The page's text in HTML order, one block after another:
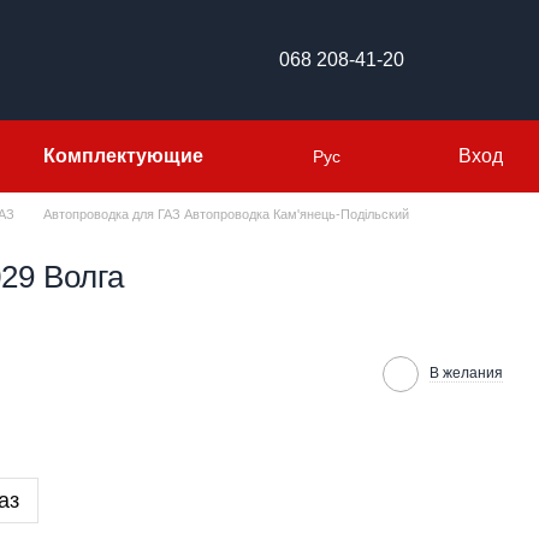
068 208-41-20
Комплектующие Рус Вход
Автопроводка для ГАЗ Автопроводка Кам'янець-Подільский
Волга
В желания